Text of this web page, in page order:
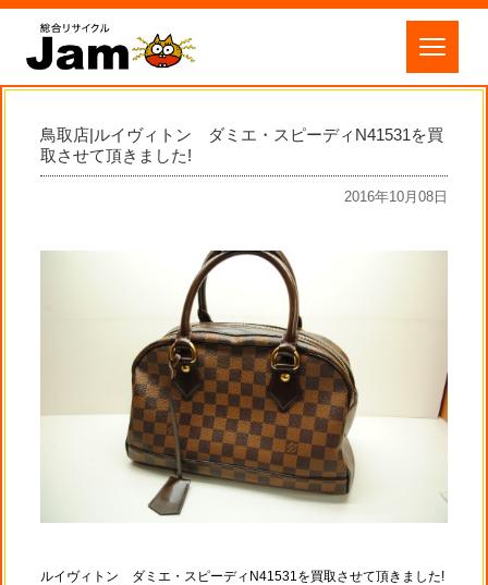
鳥取店|ルイヴィトン ダミエ・スピーディN41531を買
取させて頂きました!
2016年10月08日
ルイヴィトン ダミエ・スピーディN41531を買取させて頂きました!